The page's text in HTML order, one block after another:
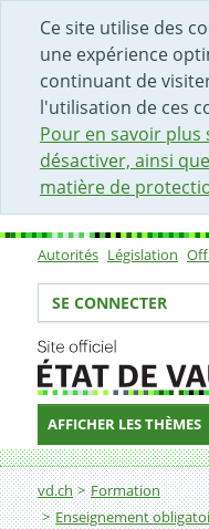
Ce site utilise des
une expérience
continuant de
l'utilisation de ces
Pour en savoir
désactiver, ainsi
matière de
DÉBUT DU
ACCÈS AU CHAMP
PAGE D'ACCUEIL
FORMULAIRE DE
Sous-
Autorités Législation
Votre
SE CONNECTER
AFFICHER LES THÈMES
Fil d'Ariane
vd.ch
Formation
Enseignement
Centres de